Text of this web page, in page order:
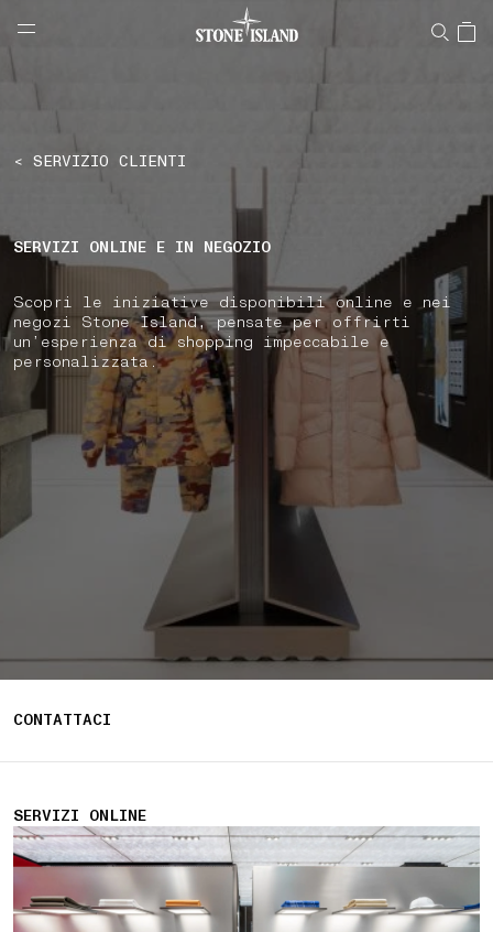
NAVIGATION.ARIA.GOTOMAINCONTENT
LABEL.SHOPPINGCOUNTRY SVIZZERA
< SERVIZIO CLIENTI
SERVIZI ONLINE E IN NEGOZIO
Scopri le iniziative disponibili online e nei
negozi Stone Island, pensate per offrirti
un’esperienza di shopping impeccabile e
personalizzata.
CONTATTACI
SERVIZI ONLINE